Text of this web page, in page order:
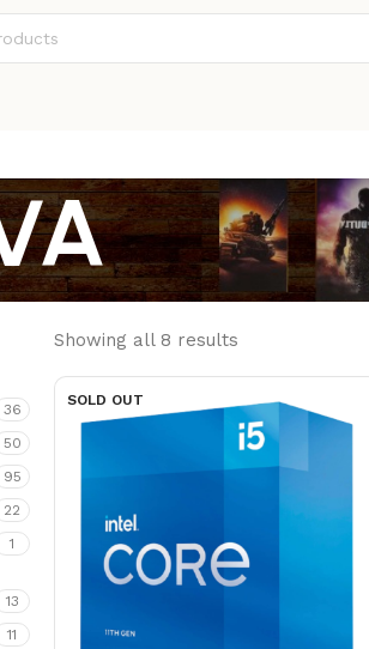
36
50
95
22
1
13
11
Showing all 8 results
SOLD OUT